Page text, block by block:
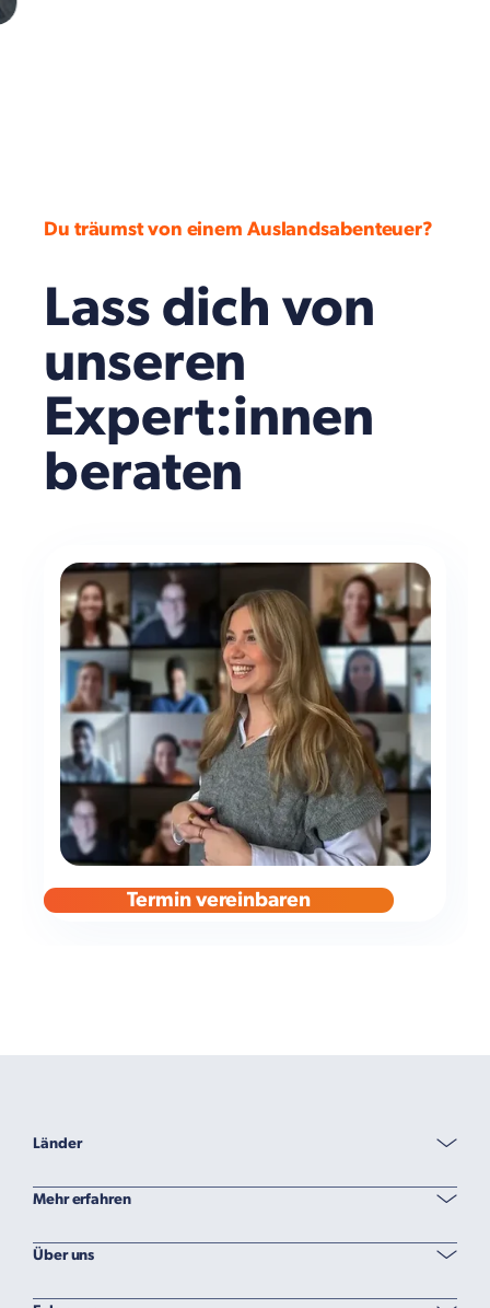
Du träumst von einem Auslandsabenteuer?
Lass dich von
unseren
Expert:innen
beraten
Termin vereinbaren
Länder
Mehr erfahren
Über uns